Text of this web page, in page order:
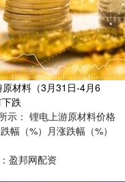
材料（3月31日-4月6
跌
示： 锂电上游原材料价格
幅（%）月涨跌幅（%）
盈邦网配资